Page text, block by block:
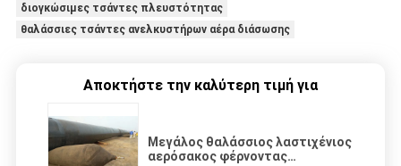
διογκώσιμες τσάντες πλευστότητας
θαλάσσιες τσάντες ανελκυστήρων αέρα διάσωσης
Αποκτήστε την καλύτερη τιμή για
Μεγάλος θαλάσσιος λαστιχένιος
αερόσακος φέρνοντας